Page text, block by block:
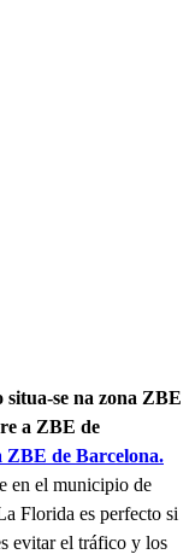
situa-se na zona ZBE
a ZBE de
ZBE de Barcelona.
en el municipio de
Florida es perfecto si
evitar el tráfico y los